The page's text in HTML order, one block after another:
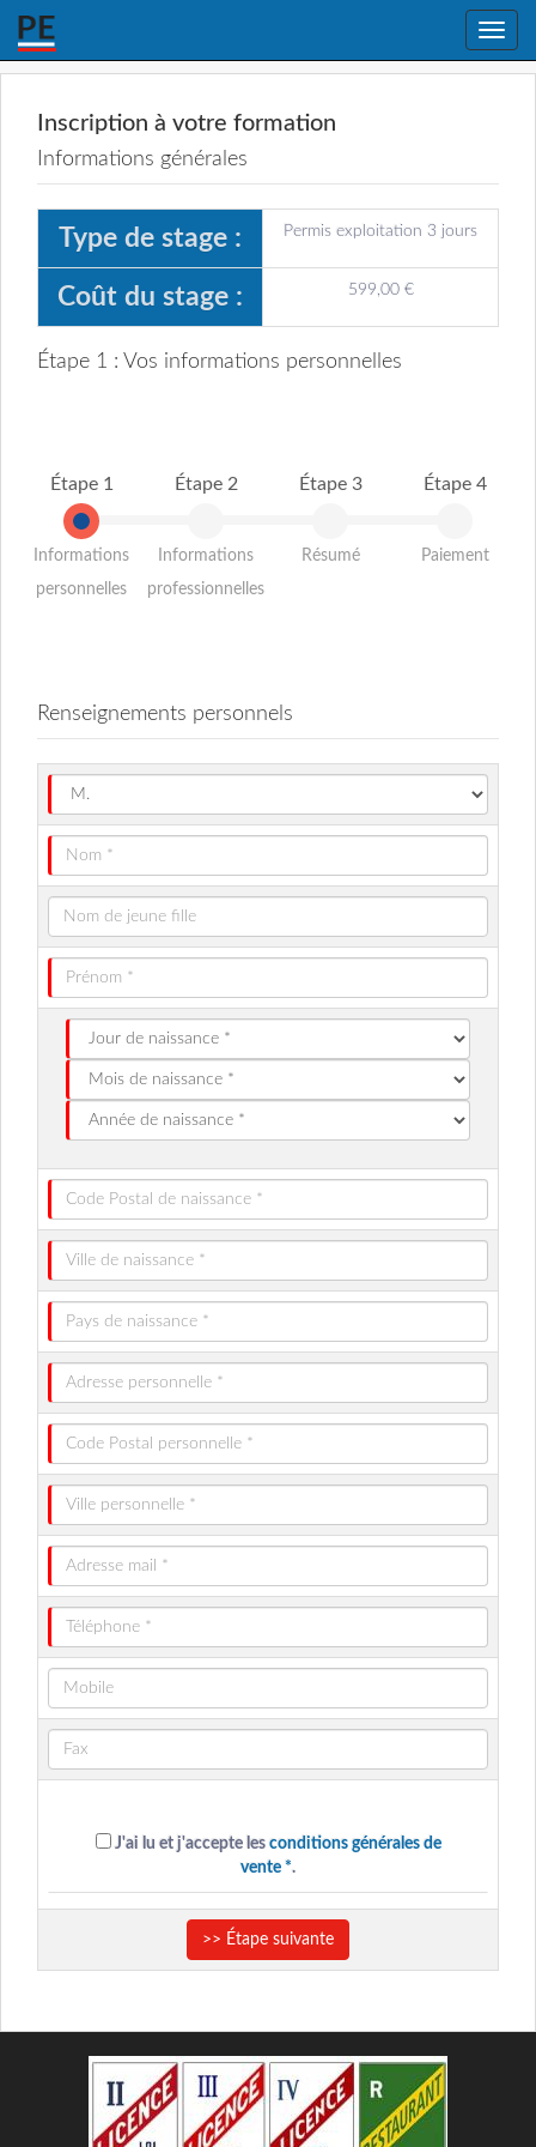
Toggle
Inscription à votre formation
Informations générales
Type de stage : Permis exploitation 3 jours
Coût du stage : 599,00 €
Étape 1 : Vos informations personnelles
Étape 1
Informations
personnelles
Étape 2
Informations
professionnelles
Étape 3
Résumé
Étape 4
Paiement
Renseignements personnels
J'ai lu et j'accepte les conditions générales de
vente *.
>> Étape suivante